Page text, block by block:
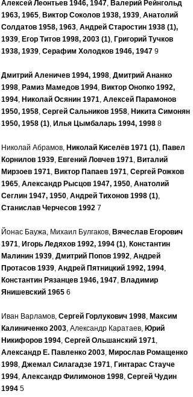
Алексей Леонтьев 1946, 1947, Валерий Рейнгольд
1963, 1965, Виктор Соколов 1938, 1939, Анатолий
Солдатов 1958, 1963, Андрей Старостин 1938 (1),
1939, Егор Титов 1998, 2003 (1), Григорий Тучков
1938, 1939, Серафим Холодков 1946, 1947 9
Дмитрий Аленичев 1994, 1998, Дмитрий Ананко
1998, Рамиз Мамедов 1994, Виктор Онопко 1992,
1994, Николай Осянин 1971, Алексей Парамонов
1950, 1958, Сергей Сальников 1958, Никита Симонян
1950, 1958 (1), Илья Цымбаларь 1994, 1998 8
Николай Абрамов, Николай Киселёв 1971 (1), Павел
Корнилов 1939, Евгений Ловчев 1971, Виталий
Мирзоев 1971, Виктор Папаев 1971, Сергей Рожков
1965, Александр Рысцов 1947, 1950, Анатолий
Сеглин 1947, 1950, Андрей Тихонов 1998 (1),
Станислав Черчесов 1992 7
Йонас Баужа, Михаил Булгаков, Вячеслав Егорович
1971, Игорь Ледяхов 1992, 1994 (1), Константин
Малинин 1939, Дмитрий Попов 1992, Андрей
Протасов 1939, Андрей Пятницкий 1992, 1994,
Константин Рязанцев 1946, 1947, Владимир
Янишевский 1965 6
Иван Варламов, Сергей Горлукович 1998, Максим
Калиниченко 2003, Александр Каратаев, Юрий
Никифоров 1994, Сергей Ольшанский 1971,
Александр Е. Павленко 2003, Мирослав Ромащенко
1998, Джемал Силагадзе 1971, Гинтарас Стауче
1994, Александр Филимонов 1998, Сергей Чудин
1994 5